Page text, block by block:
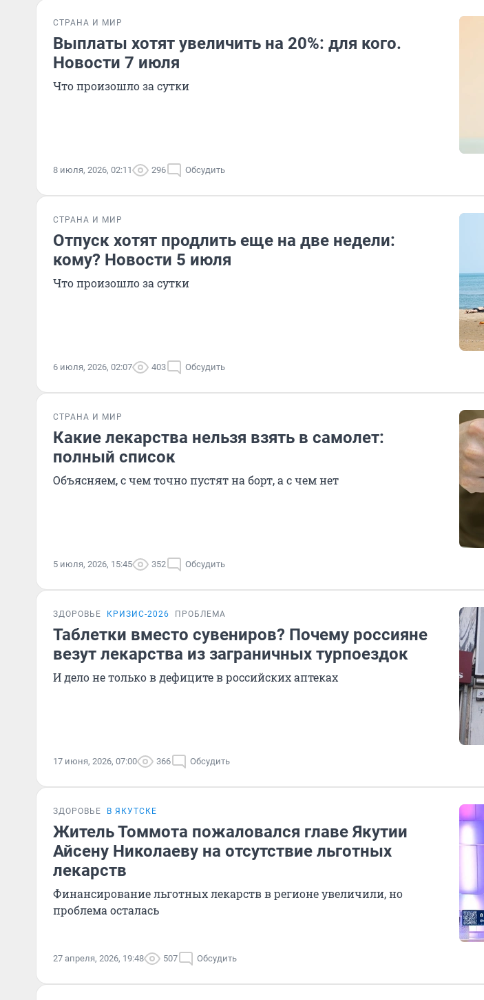
СТРАНА И МИР
Выплаты хотят увеличить на 20%: для кого.
Новости 7 июля
Что произошло за сутки
8 июля, 2026, 02:11 296 Обсудить
СТРАНА И МИР
Отпуск хотят продлить еще на две недели:
кому? Новости 5 июля
Что произошло за сутки
6 июля, 2026, 02:07 403 Обсудить
СТРАНА И МИР
Какие лекарства нельзя взять в самолет:
полный список
Объясняем, с чем точно пустят на борт, а с чем нет
5 июля, 2026, 15:45 352 Обсудить
ЗДОРОВЬЕ КРИЗИС-2026 ПРОБЛЕМА
Таблетки вместо сувениров? Почему россияне
везут лекарства из заграничных турпоездок
И дело не только в дефиците в российских аптеках
17 июня, 2026, 07:00 366 Обсудить
ЗДОРОВЬЕ В ЯКУТСКЕ
Житель Томмота пожаловался главе Якутии
Айсену Николаеву на отсутствие льготных
лекарств
Финансирование льготных лекарств в регионе увеличили, но
проблема осталась
27 апреля, 2026, 19:48 507 Обсудить